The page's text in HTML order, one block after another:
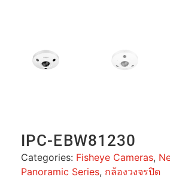
IPC-EBW81230
Categories: Fisheye Cameras,
Panoramic Series, กล้องวงจรปิด